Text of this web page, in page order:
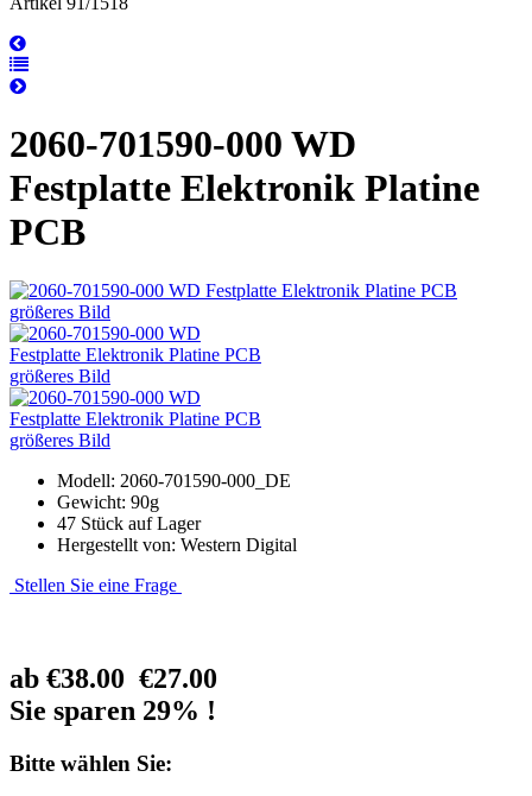
2060-701590-000 WD
Festplatte Elektronik Platine
PCB
größeres Bild
größeres Bild
größeres Bild
Modell: 2060-701590-000_DE
Gewicht: 90g
47 Stück auf Lager
Hergestellt von: Western Digital
Stellen Sie eine Frage
ab €38.00 €27.00
Sie sparen 29% !
Bitte wählen Sie: